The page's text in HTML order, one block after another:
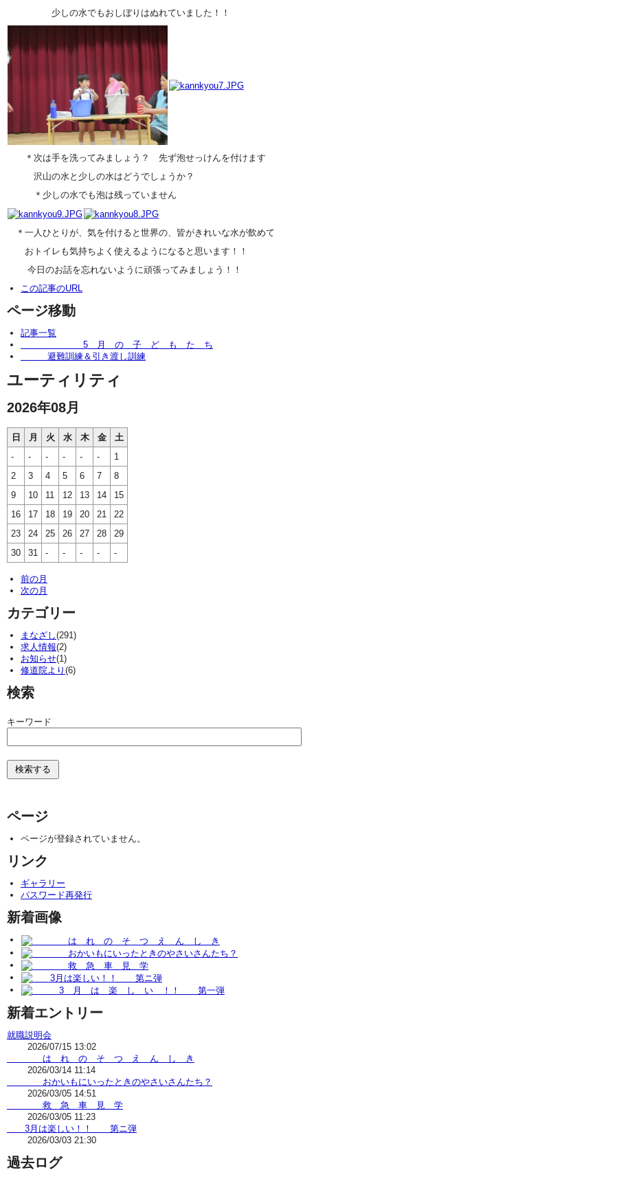
少しの水でもおしぼりはぬれていました！！
＊次は手を洗ってみましょう？ 先ず泡せっけんを付けます
沢山の水と少しの水はどうでしょうか？
＊少しの水でも泡は残っていません
＊一人ひとりが、気を付けると世界の、皆がきれいな水が飲めて
おトイレも気持ちよく使えるようになると思います！！
今日のお話を忘れないように頑張ってみましょう！！
この記事のURL
ページ移動
記事一覧
5 月 の 子 ど も た ち
避難訓練＆引き渡し訓練
ユーティリティ
2026年08月
日 月 火 水 木 金
土
-
- - - - -
1
2
3 4 5 6 7
8
9
10 11 12 13 14
15
16
17 18 19 20 21
22
23
24 25 26 27 28
29
30
31 - - - - -
前の月
次の月
カテゴリー
まなざし(291)
求人情報(2)
お知らせ(1)
修道院より (6)
検索
キーワード
ページ
ページが登録されていません。
リンク
ギャラリー
パスワード再発行
新着画像
新着エントリー
就職説明会
2026/07/15 13:02
は れ の そ つ え ん し き
2026/03/14 11:14
おかいもにいったときのやさいさんたち？
2026/03/05 14:51
救 急 車 見 学
2026/03/05 11:23
3月は楽しい！！ 第ニ弾
2026/03/03 21:30
過去ログ